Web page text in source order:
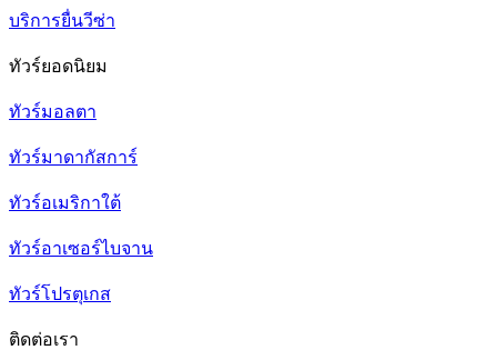
บริการยื่นวีซ่า
ทัวร์ยอดนิยม
ทัวร์มอลตา
ทัวร์มาดากัสการ์
ทัวร์อเมริกาใต้
ทัวร์อาเซอร์ไบจาน
ทัวร์โปรตุเกส
ติดต่อเรา